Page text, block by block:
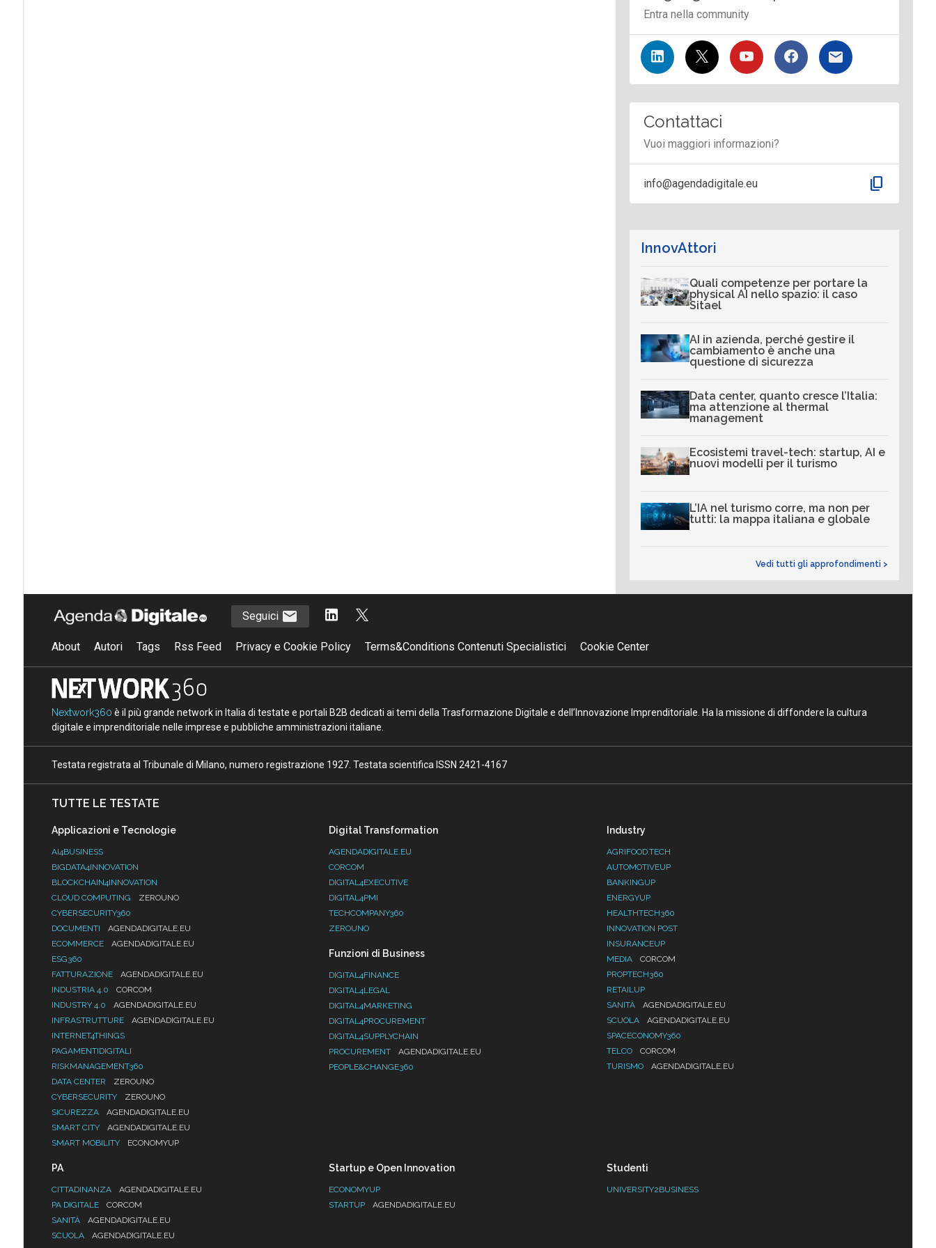
Entra nella community
Contattaci
Vuoi maggiori informazioni?
info@agendadigitale.eu content_copy
InnovAttori
Quali competenze per portare la
physical AI nello spazio: il caso
Sitael
AI in azienda, perché gestire il
cambiamento è anche una
questione di sicurezza
Data center, quanto cresce l’Italia:
ma attenzione al thermal
management
Ecosistemi travel-tech: startup, AI e
nuovi modelli per il turismo
L’IA nel turismo corre, ma non per
tutti: la mappa italiana e globale
Vedi tutti gli approfondimenti >
Seguici
About Autori Tags Rss Feed Privacy e Cookie Policy Terms&Conditions Contenuti Specialistici Cookie Center
Nextwork360 è il più grande network in Italia di testate e portali B2B dedicati ai temi della Trasformazione Digitale e dell’Innovazione Imprenditoriale. Ha la missione di diffondere la cultura
digitale e imprenditoriale nelle imprese e pubbliche amministrazioni italiane.
Testata registrata al Tribunale di Milano, numero registrazione 1927. Testata scientifica ISSN 2421-4167
TUTTE LE TESTATE
Applicazioni e Tecnologie
AI4BUSINESS
BIGDATA4INNOVATION
BLOCKCHAIN4INNOVATION
CLOUD COMPUTING
ZEROUNO
CYBERSECURITY360
DOCUMENTI
AGENDADIGITALE.EU
ECOMMERCE
AGENDADIGITALE.EU
ESG360
FATTURAZIONE
AGENDADIGITALE.EU
INDUSTRIA 4.0
CORCOM
INDUSTRY 4.0
AGENDADIGITALE.EU
INFRASTRUTTURE
AGENDADIGITALE.EU
INTERNET4THINGS
PAGAMENTIDIGITALI
RISKMANAGEMENT360
DATA CENTER
ZEROUNO
CYBERSECURITY
ZEROUNO
SICUREZZA
AGENDADIGITALE.EU
SMART CITY
AGENDADIGITALE.EU
SMART MOBILITY
ECONOMYUP
Digital Transformation
AGENDADIGITALE.EU
CORCOM
DIGITAL4EXECUTIVE
DIGITAL4PMI
TECHCOMPANY360
ZEROUNO
Funzioni di Business
DIGITAL4FINANCE
DIGITAL4LEGAL
DIGITAL4MARKETING
DIGITAL4PROCUREMENT
DIGITAL4SUPPLYCHAIN
PROCUREMENT
AGENDADIGITALE.EU
PEOPLE&CHANGE360
Industry
AGRIFOOD.TECH
AUTOMOTIVEUP
BANKINGUP
ENERGYUP
HEALTHTECH360
INNOVATION POST
INSURANCEUP
MEDIA
CORCOM
PROPTECH360
RETAILUP
SANITÀ
AGENDADIGITALE.EU
SCUOLA
AGENDADIGITALE.EU
SPACECONOMY360
TELCO
CORCOM
TURISMO
AGENDADIGITALE.EU
PA
CITTADINANZA
AGENDADIGITALE.EU
PA DIGITALE
CORCOM
SANITÀ
AGENDADIGITALE.EU
SCUOLA
AGENDADIGITALE.EU
Startup e Open Innovation
ECONOMYUP
STARTUP
AGENDADIGITALE.EU
Studenti
UNIVERSITY2BUSINESS